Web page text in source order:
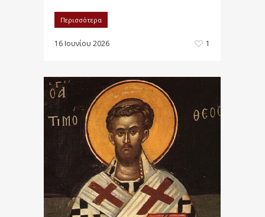
Περισσότερα
16 Ιουνίου 2026 1